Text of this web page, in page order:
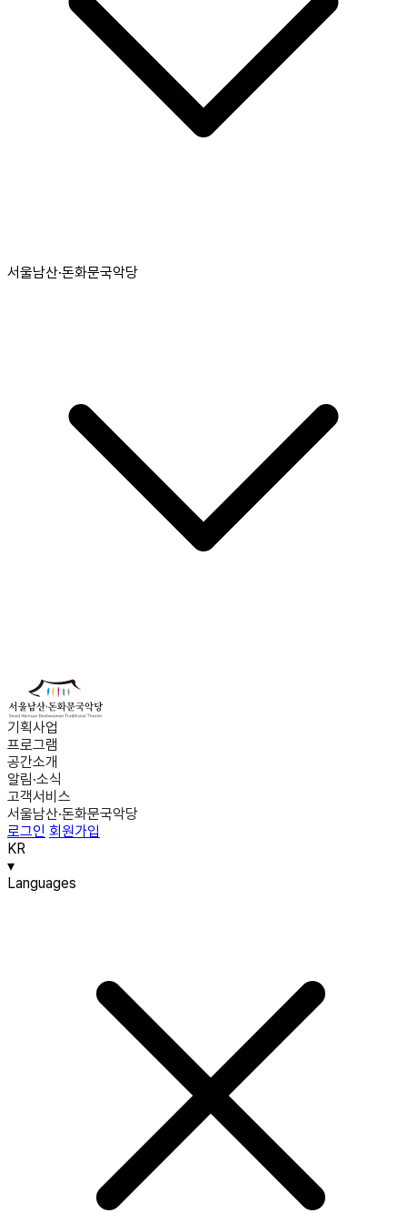
서울남산·돈화문국악당
기획사업
프로그램
공간소개
알림·소식
고객서비스
서울남산·돈화문국악당
로그인 회원가입
KR
▾
Languages